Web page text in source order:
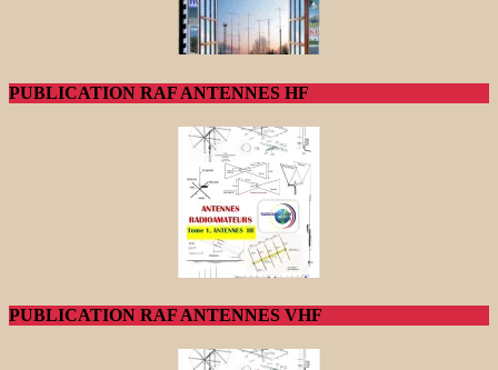
PUBLICATION RAF ANTENNES HF
PUBLICATION RAF ANTENNES VHF